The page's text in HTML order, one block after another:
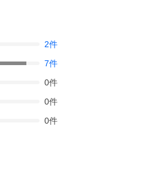
2件
7件
0件
0件
0件